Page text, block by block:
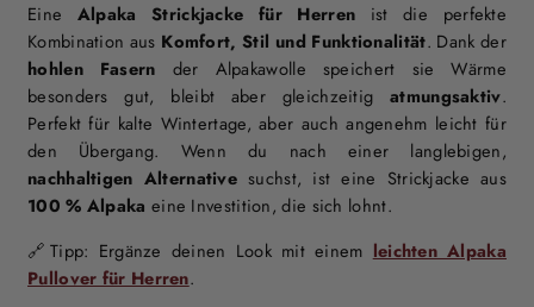
Eine Alpaka Strickjacke für Herren ist die perfekte
Kombination aus Komfort, Stil und Funktionalität. Dank der
hohlen Fasern der Alpakawolle speichert sie Wärme
besonders gut, bleibt aber gleichzeitigatmungsaktiv.
Perfekt für kalte Wintertage, aber auch angenehm leicht für
den Übergang. Wenn du nach einer langlebigen,
nachhaltigen Alternative suchst, ist eine Strickjacke aus
100 % Alpaka eine Investition, die sich lohnt.
🔗Tipp: Ergänze deinen Look mit einem leichten Alpaka
Pullover für Herren.